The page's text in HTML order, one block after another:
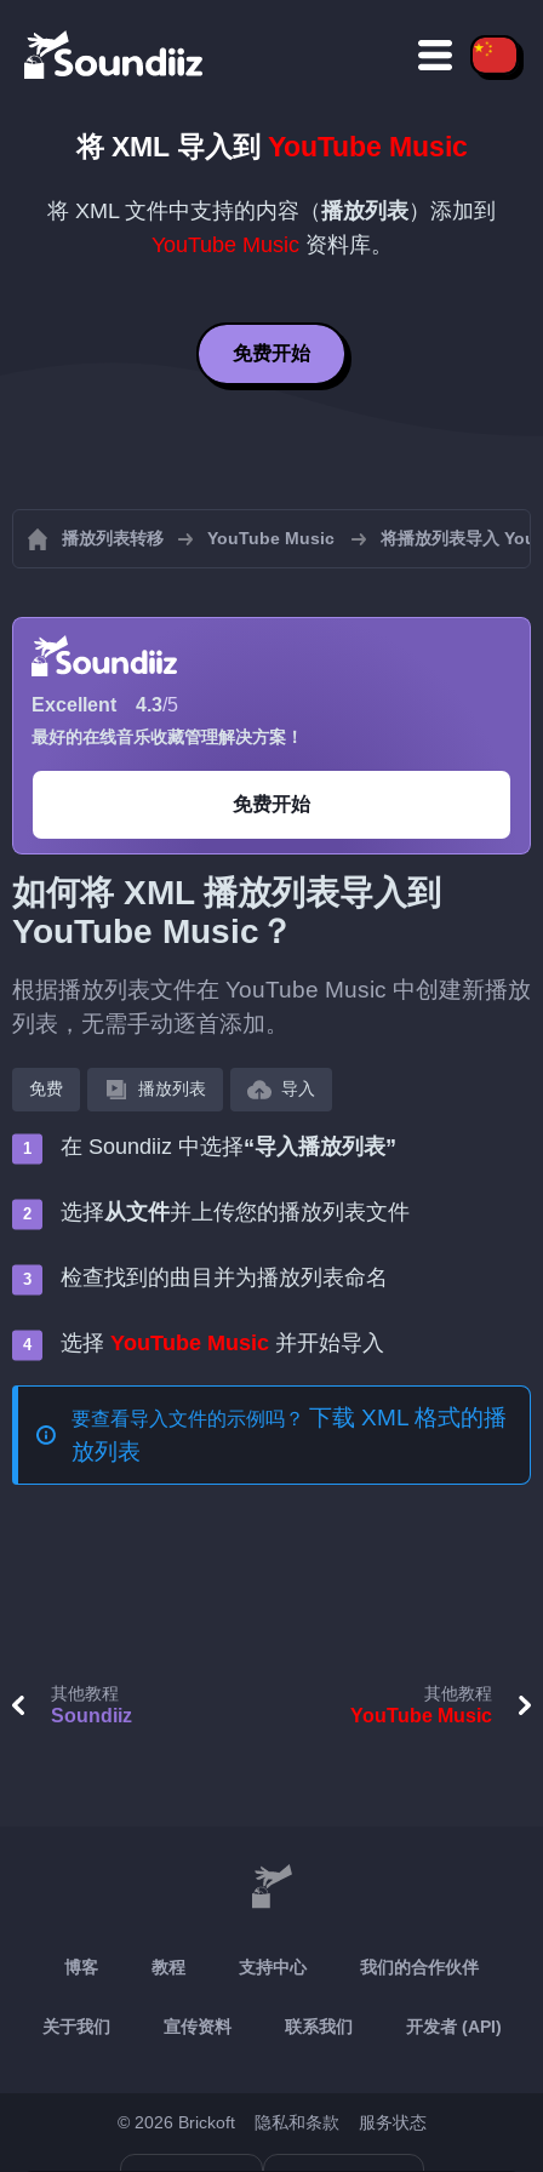
将 XML导入到 YouTube Music
将 XML文件中支持的内容（播放列表）添加到
YouTube Music资料库。
免费开始
播放列表转移 YouTube Music 将播放列表导入
Excellent 4.3/5
最好的在线音乐收藏管理解决方案！
免费开始
如何将 XML 播放列表导入到
YouTube Music？
根据播放列表文件在 YouTube Music 中创建新播放
列表，无需手动逐首添加。
免费 播放列表 导入
在 Soundiiz 中选择“导入播放列表”
选择从文件并上传您的播放列表文件
检查找到的曲目并为播放列表命名
选择 YouTube Music 并开始导入
要查看导入文件的示例吗？ 下载 XML 格式的播
放列表
其他教程
Soundiiz
其他教程
YouTube Music
博客 教程 支持中心 我们的合作伙伴
关于我们 宣传资料 联系我们 开发者 (API)
© 2026 Brickoft 隐私和条款 服务状态